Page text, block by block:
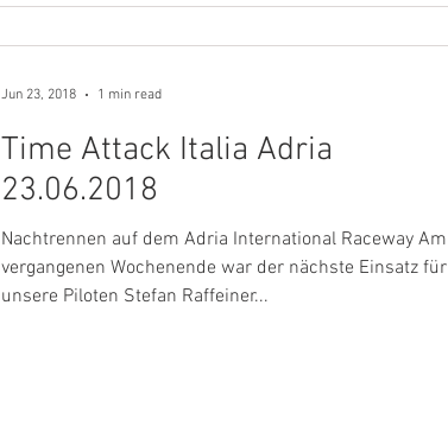
Time Attack Italia Adria
23.06.2018
Nachtrennen auf dem Adria International Raceway Am
vergangenen Wochenende war der nächste Einsatz für
unsere Piloten Stefan Raffeiner...
Jun 23, 2018 1 min read